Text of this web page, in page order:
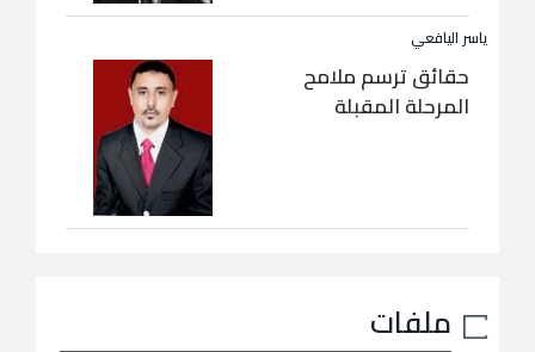
ياسر اليافعي
حقائق ترسم ملامح
المرحلة المقبلة
ملفات